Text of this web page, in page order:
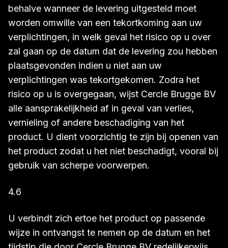
behalve wanneer de levering uitgesteld moet
worden omwille van een tekortkoming aan uw
verplichtingen, in welk geval het risico op u over
zal gaan op de datum dat de levering zou hebben
plaatsgevonden indien u niet aan uw
verplichtingen was tekortgekomen. Zodra het
risico op u is overgegaan, wijst Cercle Brugge BV
alle aansprakelijkheid af in geval van verlies,
vernieling of andere beschadiging van het
product. U dient voorzichtig te zijn bij openen van
het product zodat u het niet beschadigt, vooral bij
gebruik van scherpe voorwerpen.
4.6
U verbindt zich ertoe het product op passende
wijze in ontvangst te nemen op de datum en het